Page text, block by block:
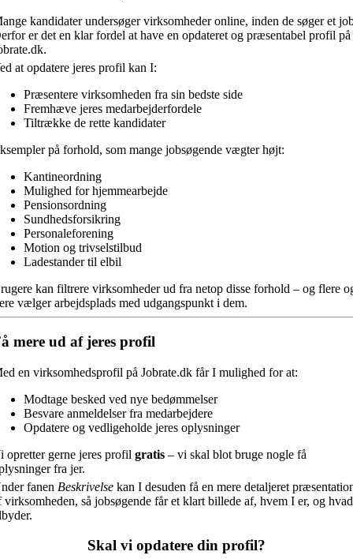
kandidater undersøger virksomheder online, inden de søger et
er det en klar fordel at have en opdateret og præsentabel profil på
at opdatere jeres profil kan I:
Præsentere virksomheden fra sin bedste side
Fremhæve jeres medarbejderfordele
Tiltrække de rette kandidater
på forhold, som mange jobsøgende vægter højt:
Kantineordning
Mulighed for hjemmearbejde
Pensionsordning
Sundhedsforsikring
Personaleforening
Motion og trivselstilbud
Ladestander til elbil
kan filtrere virksomheder ud fra netop disse forhold – og flere
vælger arbejdsplads med udgangspunkt i dem.
mere ud af jeres profil
en virksomhedsprofil på Jobrate.dk får I mulighed for at:
Modtage besked ved nye bedømmelser
Besvare anmeldelser fra medarbejdere
Opdatere og vedligeholde jeres oplysninger
opretter gerne jeres profilgratis – vi skal blot bruge nogle få
fra jer.
fanen Beskrivelse kan I desuden få en mere detaljeret
virksomheden, så jobsøgende får et klart billede af, hvem I er, og
Skal vi opdatere din profil?